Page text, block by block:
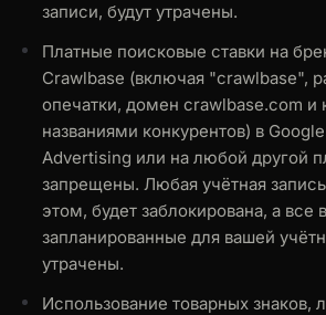
записи, будут утрачены.
Платные поисковые ставки на
Crawlbase (включая "crawlbase",
опечатки, домен crawlbase.com и
названиями конкурентов) в
Advertising или на любой другой
запрещены. Любая учётная
этом, будет заблокирована, а все
запланированные для вашей
утрачены.
Использование товарных знаков,